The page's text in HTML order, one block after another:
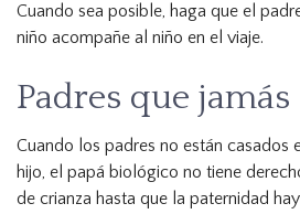
Cuando sea posible, haga que el
niño acompañe al niño en el viaje.
Padres que
Cuando los padres no están casados
hijo, el papá biológico no tiene
de crianza hasta que la paternidad